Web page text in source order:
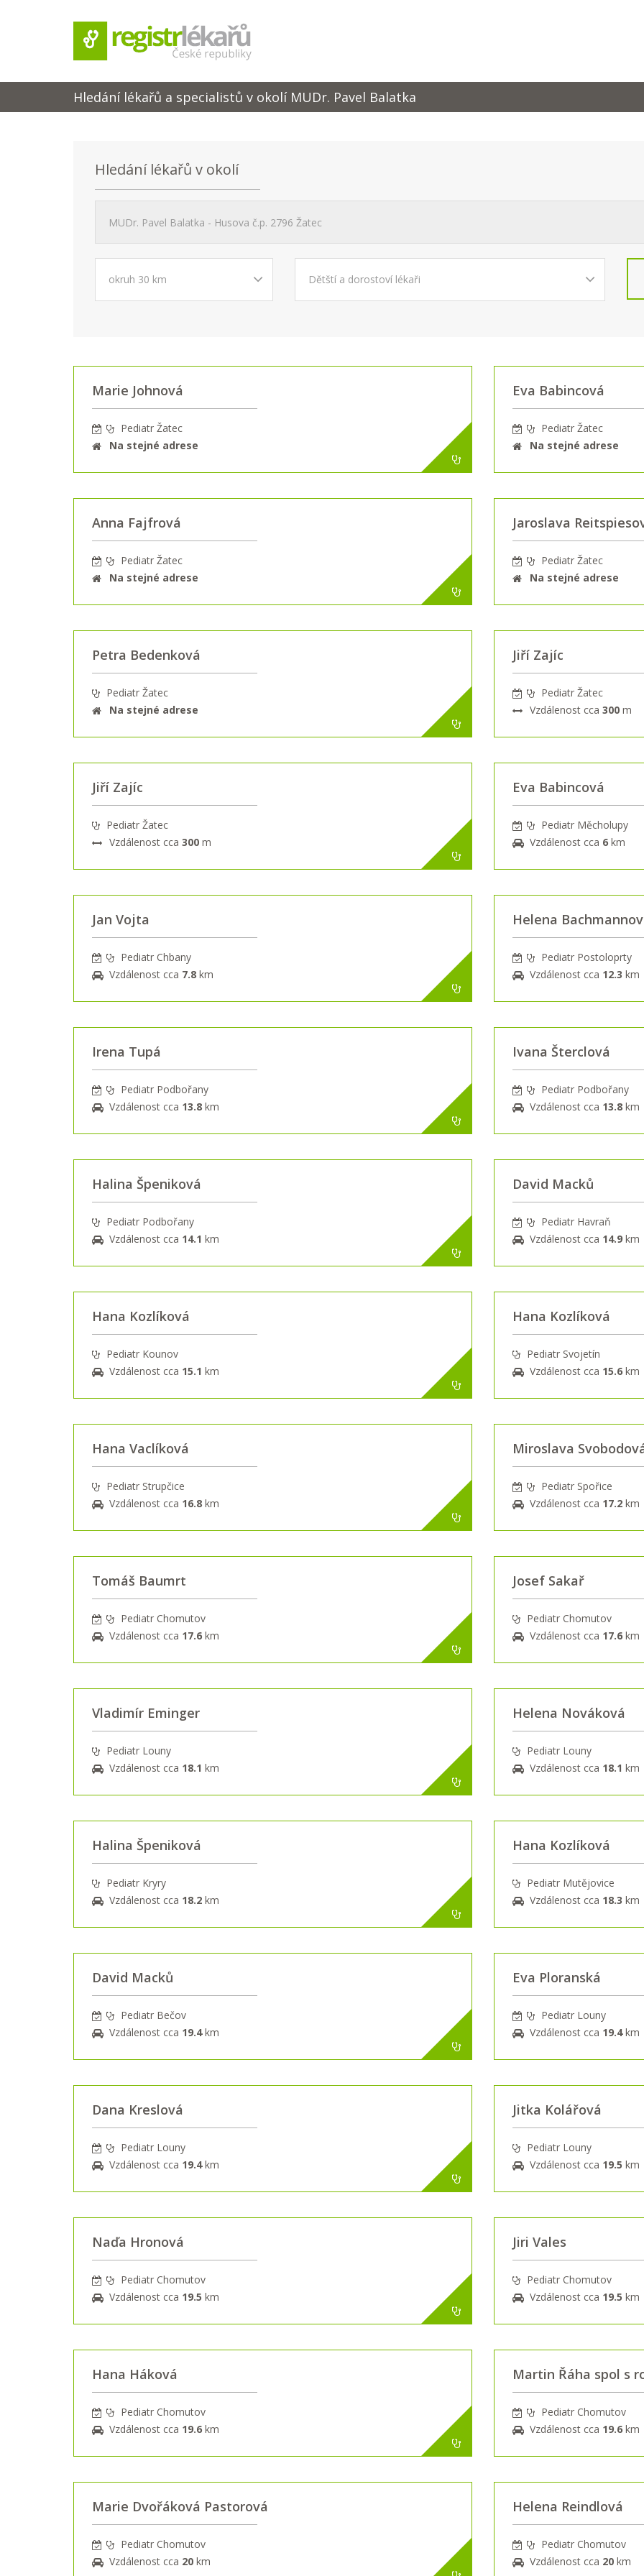
Hledání lékařů a specialistů v okolí MUDr. Pavel Balatka
Hledání lékařů v okolí
Marie Johnová
Pediatr Žatec
Na stejné adrese
Eva Babincová
Pediatr Žatec
Na stejné adrese
Anna Fajfrová
Pediatr Žatec
Na stejné adrese
Jaroslava
Pediatr Žatec
Na stejné adrese
Petra Bedenková
Pediatr Žatec
Na stejné adrese
Jiří Zajíc
Pediatr Žatec
Vzdálenost cca 300 m
Jiří Zajíc
Pediatr Žatec
Vzdálenost cca 300 m
Eva Babincová
Pediatr Měcholupy
Vzdálenost cca 6 km
Jan Vojta
Pediatr Chbany
Vzdálenost cca 7.8 km
Helena
Pediatr Postoloprty
Vzdálenost cca 12.3 km
Irena Tupá
Pediatr Podbořany
Vzdálenost cca 13.8 km
Ivana Šterclová
Pediatr Podbořany
Vzdálenost cca 13.8 km
Halina Špeniková
Pediatr Podbořany
Vzdálenost cca 14.1 km
David Macků
Pediatr Havraň
Vzdálenost cca 14.9 km
Hana Kozlíková
Pediatr Kounov
Vzdálenost cca 15.1 km
Hana Kozlíková
Pediatr Svojetín
Vzdálenost cca 15.6 km
Hana Vaclíková
Pediatr Strupčice
Vzdálenost cca 16.8 km
Miroslava
Pediatr Spořice
Vzdálenost cca 17.2 km
Tomáš Baumrt
Pediatr Chomutov
Vzdálenost cca 17.6 km
Josef Sakař
Pediatr Chomutov
Vzdálenost cca 17.6 km
Vladimír Eminger
Pediatr Louny
Vzdálenost cca 18.1 km
Helena Nováková
Pediatr Louny
Vzdálenost cca 18.1 km
Halina Špeniková
Pediatr Kryry
Vzdálenost cca 18.2 km
Hana Kozlíková
Pediatr Mutějovice
Vzdálenost cca 18.3 km
David Macků
Pediatr Bečov
Vzdálenost cca 19.4km
Eva Ploranská
Pediatr Louny
Vzdálenost cca 19.4km
Dana Kreslová
Pediatr Louny
Vzdálenost cca 19.4km
Jitka Kolářová
Pediatr Louny
Vzdálenost cca 19.5 km
Naďa Hronová
Pediatr Chomutov
Vzdálenost cca 19.5 km
Jiri Vales
Pediatr Chomutov
Vzdálenost cca 19.5 km
Hana Háková
Pediatr Chomutov
Vzdálenost cca 19.6 km
Martin Řáha spol s
Pediatr Chomutov
Vzdálenost cca 19.6 km
Marie Dvořáková Pastorová
Pediatr Chomutov
Vzdálenost cca 20 km
Helena Reindlová
Pediatr Chomutov
Vzdálenost cca 20 km